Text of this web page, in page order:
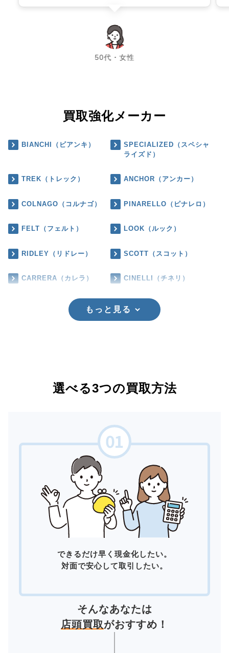
50代・女性
chevron_left chevron_right
買取強化メーカー
BIANCHI（ビアンキ）
SPECIALIZED（スペシャ
ライズド）
TREK（トレック） ANCHOR（アンカー）
COLNAGO（コルナゴ） PINARELLO（ピナレロ）
FELT（フェルト） LOOK（ルック）
RIDLEY（リドレー） SCOTT（スコット）
CARRERA（カレラ） CINELLI（チネリ）
もっと見る
選べる3つの買取方法
できるだけ早く現金化したい。
対面で安心して取引したい。
そんなあなたは
店頭買取がおすすめ！